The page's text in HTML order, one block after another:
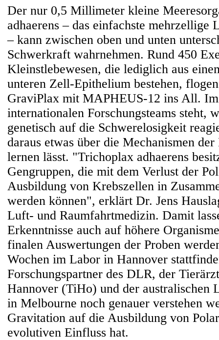
Der nur 0,5 Millimeter kleine
adhaerens – das einfachste mehrzellige
– kann zwischen oben und unten
Schwerkraft wahrnehmen. Rund 450
Kleinstlebewesen, die lediglich aus
unteren Zell-Epithelium bestehen,
GraviPlax mit MAPHEUS-12 ins All. Im
internationalen Forschungsteams steht,
genetisch auf die Schwerelosigkeit
daraus etwas über die Mechanismen
lernen lässt. "Trichoplax adhaerens
Gengruppen, die mit dem Verlust der
Ausbildung von Krebszellen in
werden können", erklärt Dr. Jens
Luft- und Raumfahrtmedizin. Damit
Erkenntnisse auch auf höhere
finalen Auswertungen der Proben
Wochen im Labor in Hannover
Forschungspartner des DLR, der
Hannover (TiHo) und der australischen
in Melbourne noch genauer verstehen
Gravitation auf die Ausbildung von
evolutiven Einfluss hat.